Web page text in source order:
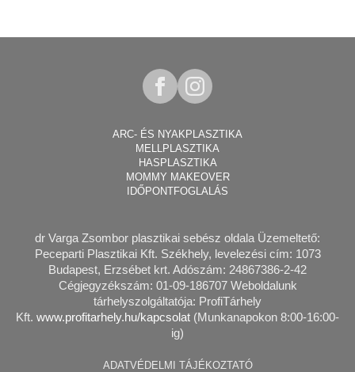
ARC- ÉS NYAKPLASZTIKA
MELLPLASZTIKA
HASPLASZTIKA
MOMMY MAKEOVER
IDŐPONTFOGLALÁS
dr Varga Zsombor plasztikai sebész oldala Üzemeltető:
Peceparti Plasztikai Kft. Székhely, levelezési cím: 1073
Budapest, Erzsébet krt. Adószám: 24867386-2-42
Cégjegyzékszám: 01-09-186707 Weboldalunk
tárhelyszolgáltatója: ProfiTárhely
Kft. www.profitarhely.hu/kapcsolat (Munkanapokon 8:00-16:00-
ig)
ADATVÉDELMI TÁJÉKOZTATÓ